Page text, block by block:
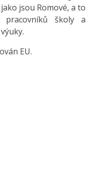
jsou Romové, a to
pracovníků školy a
EU.